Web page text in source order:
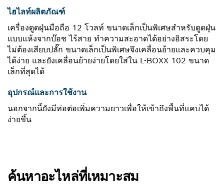
ไฮไลท์ผลิตภัณฑ์
เครื่องดูดฝุ่นมือถือ 12 โวลท์ ขนาดเล็กเป็นพิเศษสำหรับดูดฝุ่น
แบบแห้งจากบ๊อช ไร้สาย ทำความสะอาดได้อย่างอิสระโดย
ไม่ต้องเสียบปลั๊ก ขนาดเล็กเป็นพิเศษจึงเคลื่อนย้ายและควบคุม
ได้ง่าย และยังเคลื่อนย้ายง่ายโดยใส่ใน L-BOXX 102 ขนาด
เล็กที่สุดได้
อุปกรณ์และการใช้งาน
นอกจากนี้ยังมีท่อต่อเพิ่มความยาวเพื่อให้เข้าถึงพื้นที่แคบได้
ง่ายขึ้น
ค้นหาอะไหล่ที่เหมาะสม